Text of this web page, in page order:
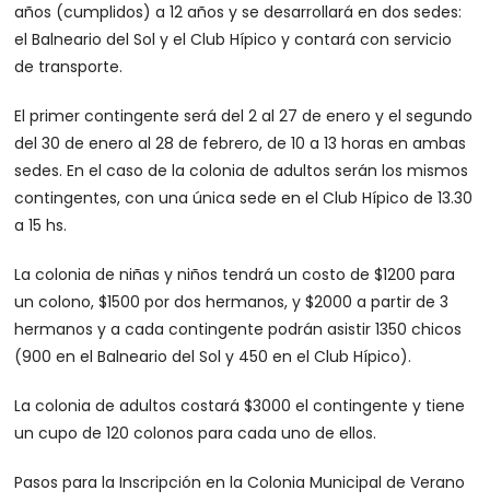
años (cumplidos) a 12 años y se desarrollará en dos sedes:
el Balneario del Sol y el Club Hípico y contará con servicio
de transporte.
El primer contingente será del 2 al 27 de enero y el segundo
del 30 de enero al 28 de febrero, de 10 a 13 horas en ambas
sedes. En el caso de la colonia de adultos serán los mismos
contingentes, con una única sede en el Club Hípico de 13.30
a 15 hs.
La colonia de niñas y niños tendrá un costo de $1200 para
un colono, $1500 por dos hermanos, y $2000 a partir de 3
hermanos y a cada contingente podrán asistir 1350 chicos
(900 en el Balneario del Sol y 450 en el Club Hípico).
La colonia de adultos costará $3000 el contingente y tiene
un cupo de 120 colonos para cada uno de ellos.
Pasos para la Inscripción en la Colonia Municipal de Verano